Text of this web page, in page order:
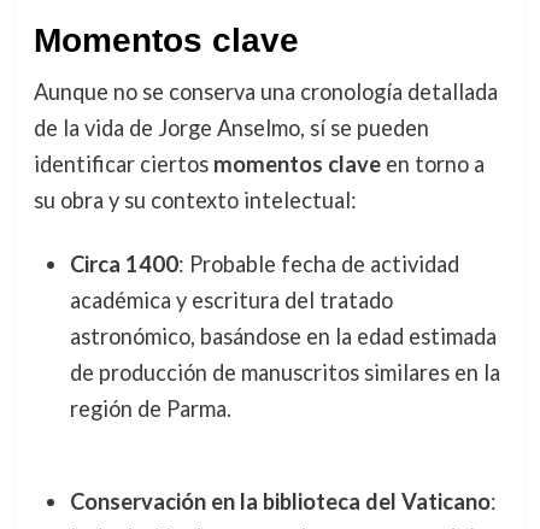
Momentos clave
Aunque no se conserva una cronología detallada
de la vida de Jorge Anselmo, sí se pueden
identificar ciertos momentos claveen torno a
su obra y su contexto intelectual:
Circa 1400: Probable fecha de actividad
académica y escritura del tratado
astronómico, basándose en la edad estimada
de producción de manuscritos similares en la
región de Parma.
Conservación en la biblioteca del Vaticano: